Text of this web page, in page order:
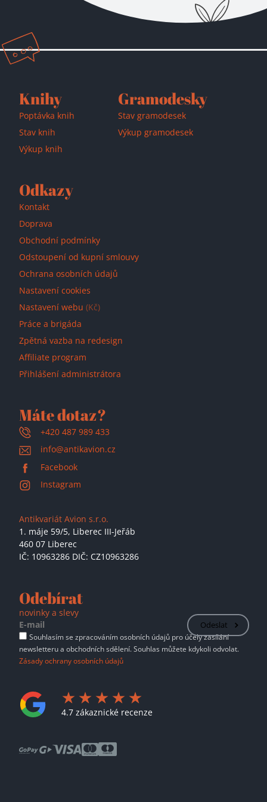
Přidáno do košíku!
Knihy
Poptávka knih
Stav knih
Výkup knih
Gramodesky
Stav gramodesek
Výkup gramodesek
Odkazy
Kontakt
Doprava
Obchodní podmínky
Odstoupení od kupní smlouvy
Ochrana osobních údajů
Nastavení cookies
Nastavení webu (Kč)
Práce a brigáda
Zpětná vazba na redesign
Affiliate program
Přihlášení administrátora
Máte dotaz?
+420 487 989 433
info@antikavion.cz
Facebook
Instagram
Antikvariát Avion s.r.o.
1. máje 59/5, Liberec III-Jeřáb
460 07 Liberec
IČ: 10963286 DIČ: CZ10963286
Odebírat
novinky a slevy
Odeslat
Souhlasím se zpracováním osobních údajů pro účely zasílání
newsletteru a obchodních sdělení. Souhlas můžete kdykoli odvolat.
Zásady ochrany osobních údajů
4.7 zákaznické recenze